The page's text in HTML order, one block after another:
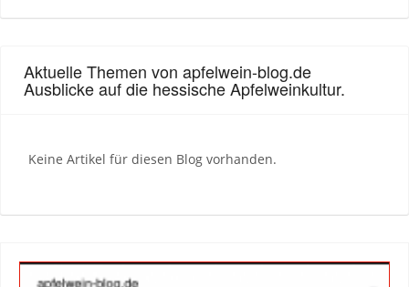
Aktuelle Themen von apfelwein-blog.de
Ausblicke auf die hessische Apfelweinkultur.
Keine Artikel für diesen Blog vorhanden.